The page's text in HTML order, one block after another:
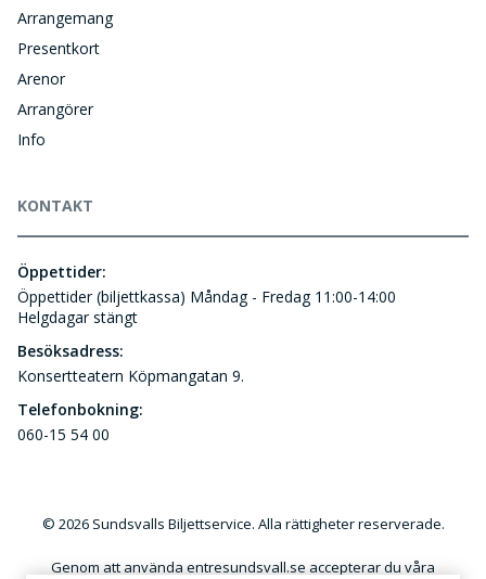
Arrangemang
Presentkort
Arenor
Arrangörer
Info
KONTAKT
Öppettider:
Öppettider (biljettkassa) Måndag - Fredag 11:00-14:00
Helgdagar stängt
Besöksadress:
Konsertteatern Köpmangatan 9.
Telefonbokning:
060-15 54 00
© 2026 Sundsvalls Biljettservice. Alla rättigheter reserverade.
Genom att använda entresundsvall.se accepterar du våra